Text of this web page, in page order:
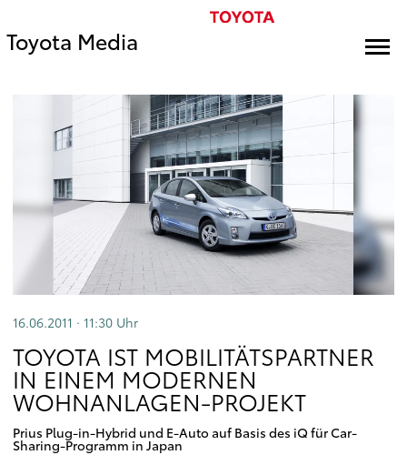
Toyota Media
16.06.2011 · 11:30 Uhr
TOYOTA IST MOBILITÄTSPARTNER
IN EINEM MODERNEN
WOHNANLAGEN-PROJEKT
Prius Plug-in-Hybrid und E-Auto auf Basis des iQ für Car-
Sharing-Programm in Japan